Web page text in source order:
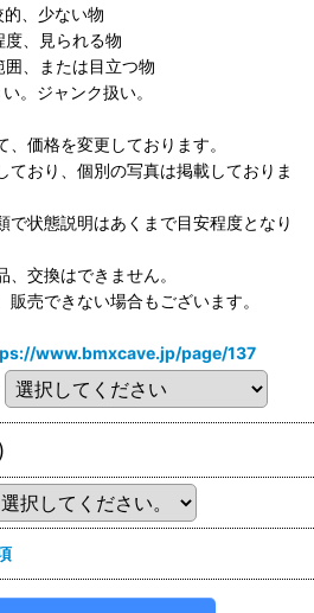
、少ない物
、見られる物
、または目立つ物
。ジャンク扱い。
価格を変更しております。
ており、個別の写真は掲載しておりま
で状態説明はあくまで目安程度となり
、交換はできません。
販売できない場合もございます。
www.bmxcave.jp/page/137